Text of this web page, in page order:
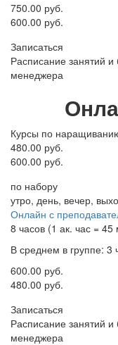
750.00 руб.
600.00 руб.
Записаться
Расписание занятий
менеджера
Курсы по
480.00 руб.
600.00 руб.
по набору
утро, день, вечер,
Онлайн с
8 часов (1 ак. час = 45
В среднем в группе: 3
600.00 руб.
480.00 руб.
Записаться
Расписание занятий
менеджера